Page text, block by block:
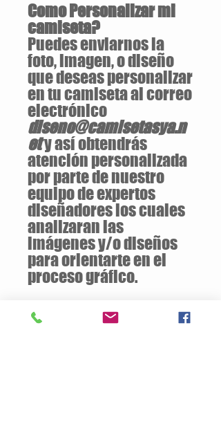
Como Personalizar mi
camiseta?
Puedes enviarnos la
foto, imagen, o diseño
que deseas personalizar
en tu camiseta al correo
electrónico
diseno@camisetasya.n
ety así obtendrás
atención personalizada
por parte de nuestro
equipo de expertos
diseñadores los cuales
analizaran las
imágenes y/o diseños
para orientarte en el
proceso gráfico.
Descuentosa partir de